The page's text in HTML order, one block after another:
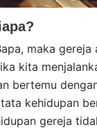
maka gereja
kita
bertemu
kehidupan
gereja